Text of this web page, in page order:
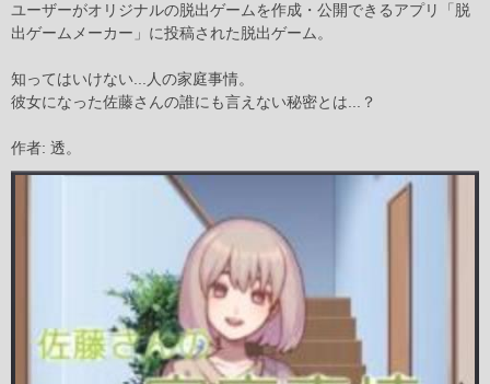
ユーザーがオリジナルの脱出ゲームを作成・公開できるアプリ「脱
出ゲームメーカー」に投稿された脱出ゲーム。
知ってはいけない...人の家庭事情。
彼女になった佐藤さんの誰にも言えない秘密とは...？
作者: 透。